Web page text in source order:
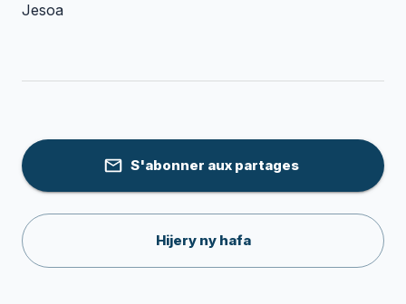
Jesoa
S'abonner aux partages
Hijery ny hafa